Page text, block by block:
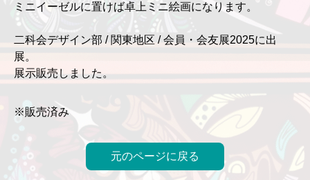
ミニイーゼルに置けば卓上ミニ絵画になります。
二科会デザイン部 / 関東地区 / 会員・会友展2025に出
展。
展示販売しました。
※販売済み
元のページに戻る